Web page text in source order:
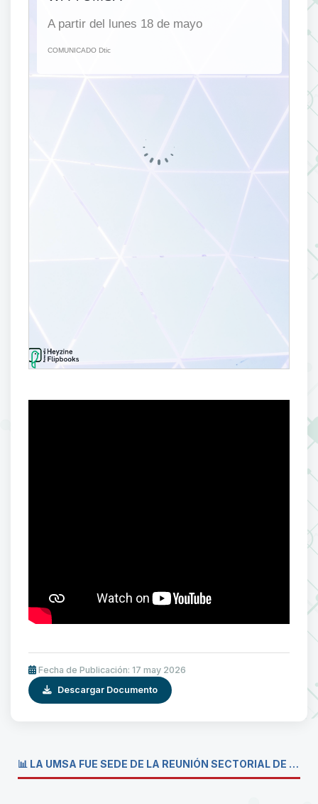
Fecha de Publicación: 17 may 2026
Descargar Documento
📊 LA UMSA FUE SEDE DE LA REUNIÓN SECTORIAL DE CARRERAS DE ECONOMÍA DEL SISTEMA DE LA UNIVERSIDAD BOLIVIANA💼